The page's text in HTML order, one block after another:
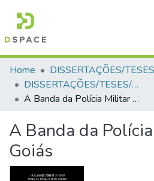
Communities & Collections
All of DSpace
Home
DISSERTAÇÕES/TESES/MONOGRAFIAS
A Banda da Polícia Militar de Goiás
A Banda da
Goiás